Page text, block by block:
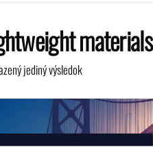
materials
jediný výsledok